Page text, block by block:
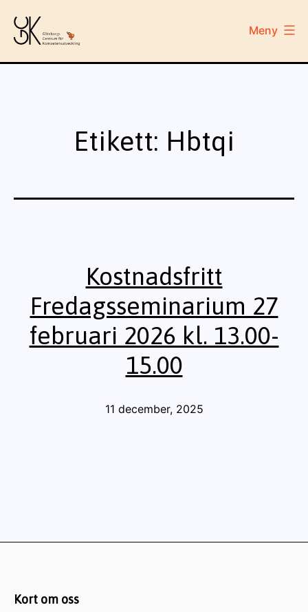
till
innehåll
Meny
Etikett: Hbtqi
Kostnadsfritt
Fredagsseminarium 27
februari 2026 kl. 13.00-
15.00
Publicerat
11 december, 2025
Kort om oss